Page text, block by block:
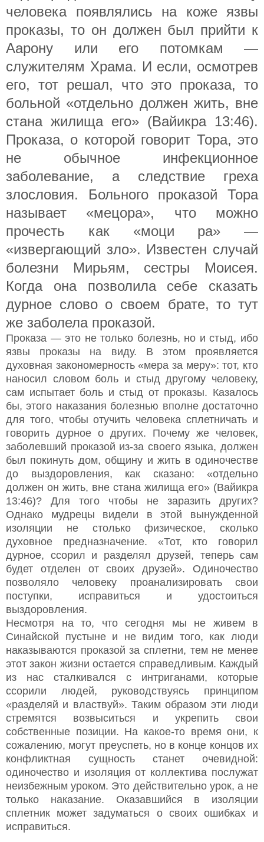
человека появлялись на коже язвы
проказы, то он должен был прийти к
Аарону или его потомкам —
служителям Храма. И если, осмотрев
его, тот решал, что это проказа, то
больной «отдельно должен жить, вне
стана жилища его» (Вайикра 13:46).
Проказа, о которой говорит Тора, это
не обычное инфекционное
заболевание, а следствие греха
злословия. Больного проказой Тора
называет «мецора», что можно
прочесть как «моци ра» —
«извергающий зло». Известен случай
болезни Мирьям, сестры Моисея.
Когда она позволила себе сказать
дурное слово о своем брате, то тут
же заболела проказой.
Проказа — это не только болезнь, но и стыд, ибо
язвы проказы на виду. В этом проявляется
духовная закономерность «мера за меру»: тот, кто
наносил словом боль и стыд другому человеку,
сам испытает боль и стыд от проказы. Казалось
бы, этого наказания болезнью вполне достаточно
для того, чтобы отучить человека сплетничать и
говорить дурное о других. Почему же человек,
заболевший проказой из-за своего языка, должен
был покинуть дом, общину и жить в одиночестве
до выздоровления, как сказано: «отдельно
должен он жить, вне стана жилища его» (Вайикра
13:46)? Для того чтобы не заразить других?
Однако мудрецы видели в этой вынужденной
изоляции не столько физическое, сколько
духовное предназначение. «Тот, кто говорил
дурное, ссорил и разделял друзей, теперь сам
будет отделен от своих друзей». Одиночество
позволяло человеку проанализировать свои
поступки, исправиться и удостоиться
выздоровления.
Несмотря на то, что сегодня мы не живем в
Синайской пустыне и не видим того, как люди
наказываются проказой за сплетни, тем не менее
этот закон жизни остается справедливым. Каждый
из нас сталкивался с интриганами, которые
ссорили людей, руководствуясь принципом
«разделяй и властвуй». Таким образом эти люди
стремятся возвыситься и укрепить свои
собственные позиции. На какое-то время они, к
сожалению, могут преуспеть, но в конце концов их
конфликтная сущность станет очевидной:
одиночество и изоляция от коллектива послужат
неизбежным уроком. Это действительно урок, а не
только наказание. Оказавшийся в изоляции
сплетник может задуматься о своих ошибках и
исправиться.